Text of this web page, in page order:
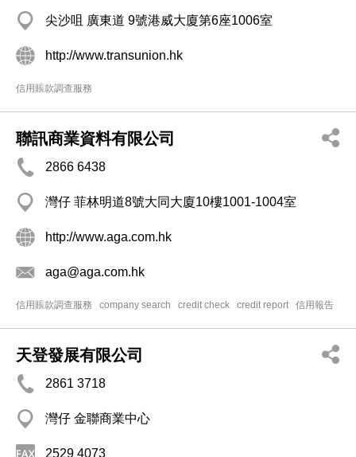
尖沙咀 廣東道 9號港威大廈第6座1006室
http://www.transunion.hk
信用賬款調查服務
聯訊商業資料有限公司
2866 6438
灣仔 菲林明道8號大同大廈10樓1001-1004室
http://www.aga.com.hk
aga@aga.com.hk
信用賬款調查服務 company search credit check credit report 信用報告
天登發展有限公司
2861 3718
灣仔 金聯商業中心
2529 4073